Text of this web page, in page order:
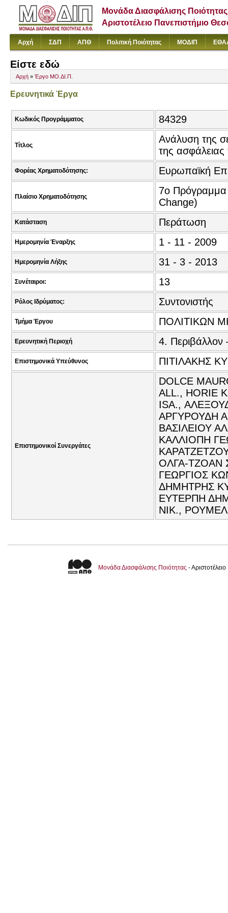
Μονάδα Διασφάλισης Ποιότητας
Αριστοτέλειο Πανεπιστήμιο
Αρχή ΣΔΠ ΑΠΘ Πολιτική Ποιότητας ΜΟΔΙΠ
Είστε εδώ
Αρχή » Έργο ΜΟ.ΔΙ.Π.
Ερευνητικά Έργα
Κωδικός Προγράμματος 84329
Τίτλος
Ανάλυση της
της
Φορέας Χρηματοδότησης: Ευρωπαϊκή
Πλαίσιο Χρηματοδότησης
7o Πρόγραμμα
Change)
Κατάσταση Περάτωση
Ημερομηνία Έναρξης 1 - 11 - 2009
Ημερομηνία Λήξης 31 - 3 - 2013
Συνέταιροι: 13
Ρόλος Ιδρύματος: Συντονιστής
Τμήμα Έργου ΠΟΛΙΤΙΚΩΝ
Ερευνητική Περιοχή 4. Περιβάλλον
Επιστημονικά Υπεύθυνος ΠΙΤΙΛΑΚΗΣ
Επιστημονικοί Συνεργάτες
DOLCE
ALL., HORIE
ISA.,
ΑΡΓΥΡΟΥΔΗ
ΒΑΣΙΛΕΙΟΥ
ΚΑΛΛΙΟΠΗ
ΟΛΓΑ-ΤΖΟΑΝ
ΓΕΩΡΓΙΟΣ
ΔΗΜΗΤΡΗΣ
ΕΥΤΕΡΠΗ
ΝΙΚ.,
Μονάδα Διασφάλισης Ποιότητας -